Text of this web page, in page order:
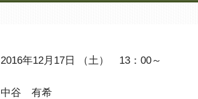
2016年12月17日 （土） 13：00～
中谷 有希